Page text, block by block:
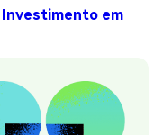
Investimento em